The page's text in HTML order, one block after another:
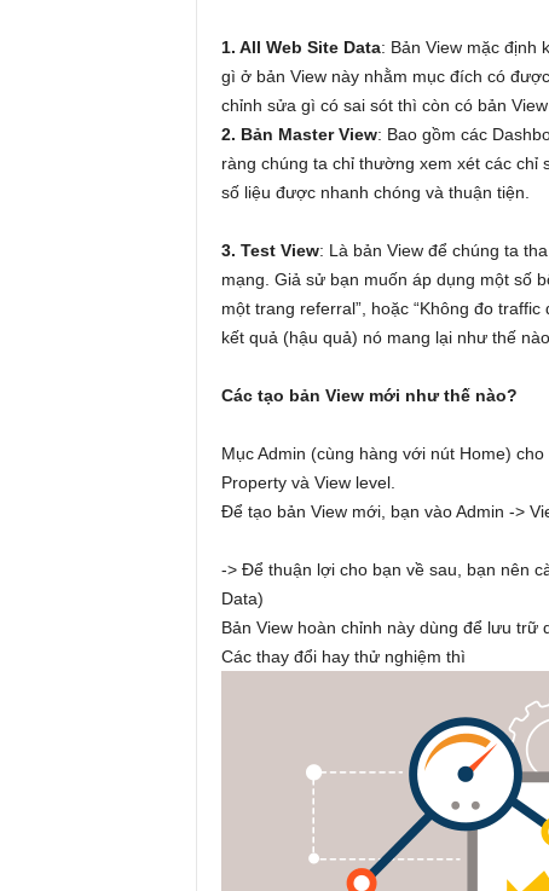
1. All Web Site Data: Bản View mặc định
gì ở bản View này nhằm mục đích có
chỉnh sửa gì có sai sót thì còn có bản
2. Bản Master View: Bao gồm các
ràng chúng ta chỉ thường xem xét các chỉ
số liệu được nhanh chóng và thuận tiện.
3. Test View: Là bản View để chúng ta
mạng. Giả sử bạn muốn áp dụng một số
một trang referral”, hoặc “Không đo
kết quả (hậu quả) nó mang lại như thế
Các tạo bản View mới như thế nào?
Mục Admin (cùng hàng với nút Home)
Property và View level.
Để tạo bản View mới, bạn vào Admin ->
-> Để thuận lợi cho bạn về sau, bạn nên
Data)
Bản View hoàn chỉnh này dùng để lưu trữ
Các thay đổi hay thử nghiệm thì